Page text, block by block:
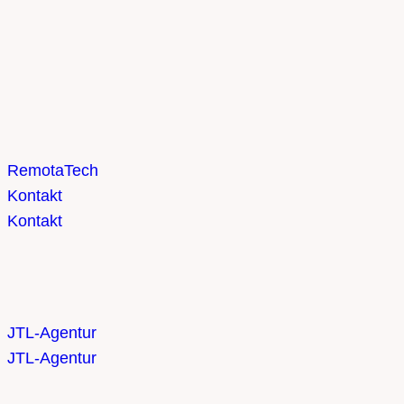
RemotaTech
Kontakt
Kontakt
JTL-Agentur
JTL-Agentur